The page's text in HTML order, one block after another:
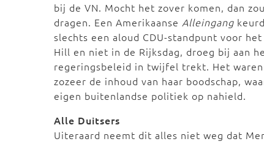
bij de VN. Mocht het zover komen, dan
dragen. Een Amerikaanse Alleingang
slechts een aloud CDU-standpunt voor
Hill en niet in de Rijksdag, droeg bij aan
regeringsbeleid in twijfel trekt. Het
zozeer de inhoud van haar boodschap,
eigen buitenlandse politiek op nahield.
Alle Duitsers
Uiteraard neemt dit alles niet weg dat